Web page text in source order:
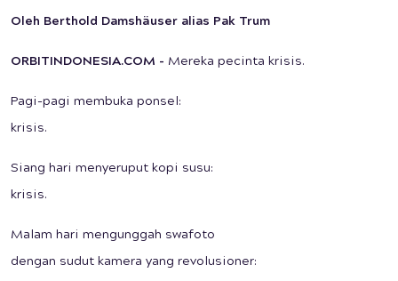
Oleh Berthold Damshäuser alias Pak Trum
ORBITINDONESIA.COM - Mereka pecinta krisis.
Pagi-pagi membuka ponsel:
krisis.
Siang hari menyeruput kopi susu:
krisis.
Malam hari mengunggah swafoto
dengan sudut kamera yang revolusioner: